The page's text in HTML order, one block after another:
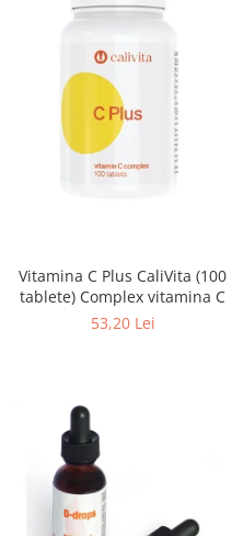
Vitamina C Plus CaliVita (100
tablete) Complex vitamina C
53,20 Lei